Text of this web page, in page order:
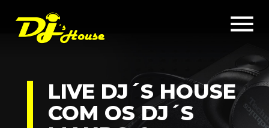
menu
LIVE DJ´S HOUSE
COM OS DJ´S